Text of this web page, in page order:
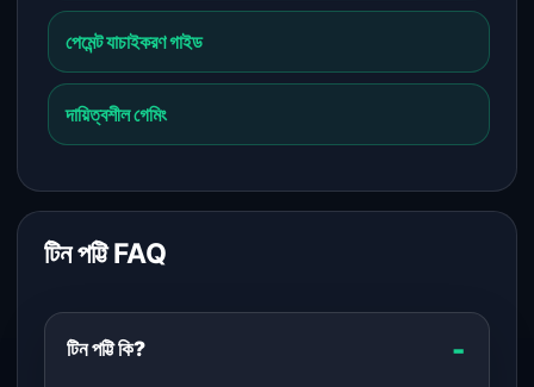
পেমেন্ট যাচাইকরণ গাইড
দায়িত্বশীল গেমিং
টিন পট্টি FAQ
টিন পট্টি কি?